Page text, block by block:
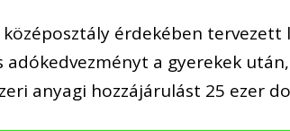
középosztály érdekében
a gyerekek
anyagi hozzájárulást 25 ezer